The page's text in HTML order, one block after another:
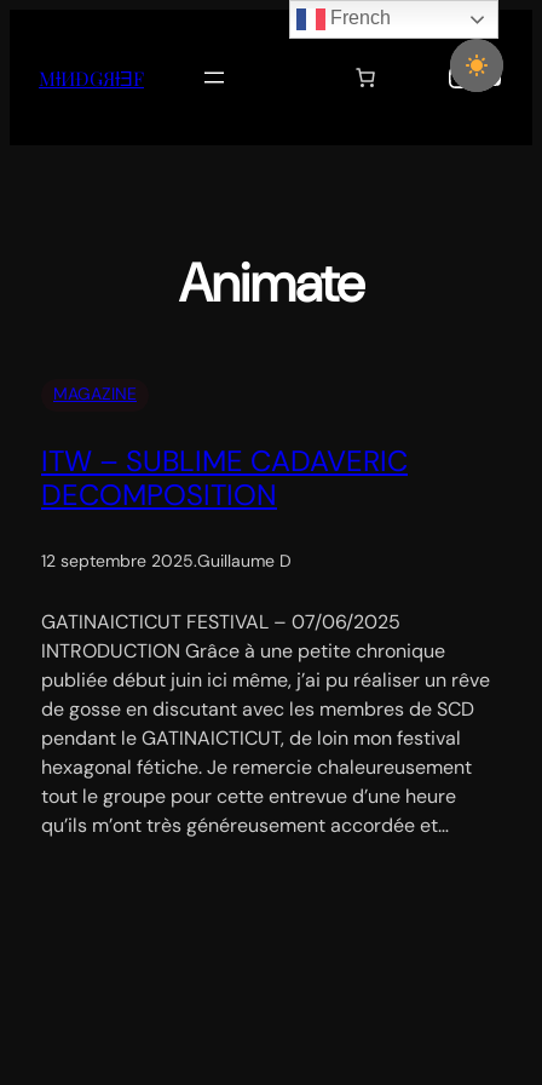
contenu
MƗИĐǤЯƗƎF
Animate
MAGAZINE
ITW – SUBLIME CADAVERIC
DECOMPOSITION
12 septembre 2025.Guillaume D
GATINAICTICUT FESTIVAL – 07/06/2025
INTRODUCTION Grâce à une petite chronique
publiée début juin ici même, j’ai pu réaliser un rêve
de gosse en discutant avec les membres de SCD
pendant le GATINAICTICUT, de loin mon festival
hexagonal fétiche. Je remercie chaleureusement
tout le groupe pour cette entrevue d’une heure
qu’ils m’ont très généreusement accordée et…
French